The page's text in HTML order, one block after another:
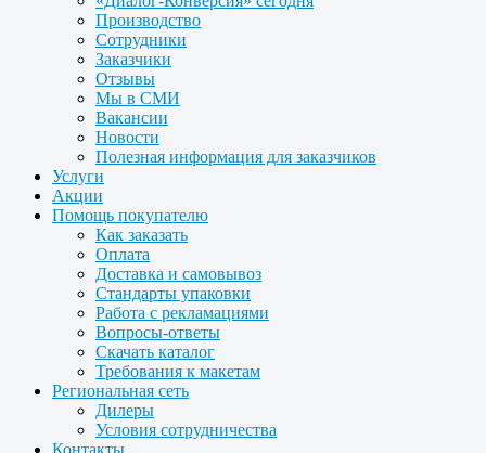
Производство
Сотрудники
Заказчики
Отзывы
Мы в СМИ
Вакансии
Новости
Полезная информация для заказчиков
Услуги
Акции
Помощь покупателю
Как заказать
Оплата
Доставка и самовывоз
Стандарты упаковки
Работа с рекламациями
Вопросы-ответы
Скачать каталог
Требования к макетам
Региональная сеть
Дилеры
Условия сотрудничества
Контакты